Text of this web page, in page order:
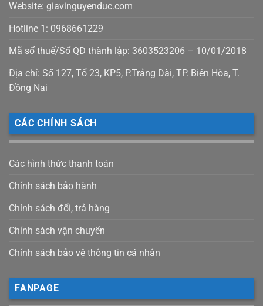
Website: giavinguyenduc.com
Hotline 1: 0968661229
Mã số thuế/Số QĐ thành lập: 3603523206 – 10/01/2018
Địa chỉ: Số 127, Tổ 23, KP5, P.Trảng Dài, TP. Biên Hòa, T.
Đồng Nai
CÁC CHÍNH SÁCH
Các hình thức thanh toán
Chính sách bảo hành
Chính sách đổi, trả hàng
Chính sách vận chuyển
Chính sách bảo vệ thông tin cá nhân
FANPAGE